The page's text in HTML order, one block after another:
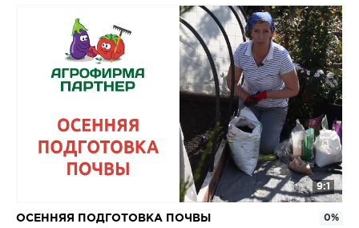
9:1
ОСЕННЯЯ ПОДГОТОВКА ПОЧВЫ 0%